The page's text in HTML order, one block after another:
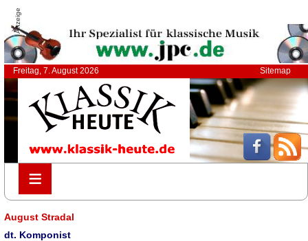
Anzeige
Freitag, 7. August 2026 Sitemap
≡
≡
August Stradal
dt. Komponist